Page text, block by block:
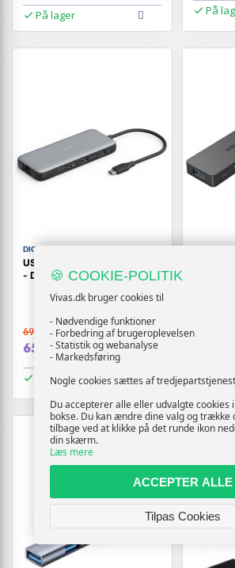
På lager På
DIGITUS
USB-C dockingstation 8-port
- DIGITUS
699,-
659,- Vis
På lager
239,-
Snart
🍪 COOKIE-POLITIK
Vivas.dk bruger cookies til
- Nødvendige funktioner
- Forbedring af brugeroplevelsen
- Statistik og webanalyse
- Markedsføring
Nogle cookies sættes af
Du accepterer alle eller udvalgte cookies
bokse. Du kan ændre dine valg og trække
tilbage ved at klikke på det runde ikon
din skærm.
Læs mere
ACCEPTER ALLE
Tilpas Cookies